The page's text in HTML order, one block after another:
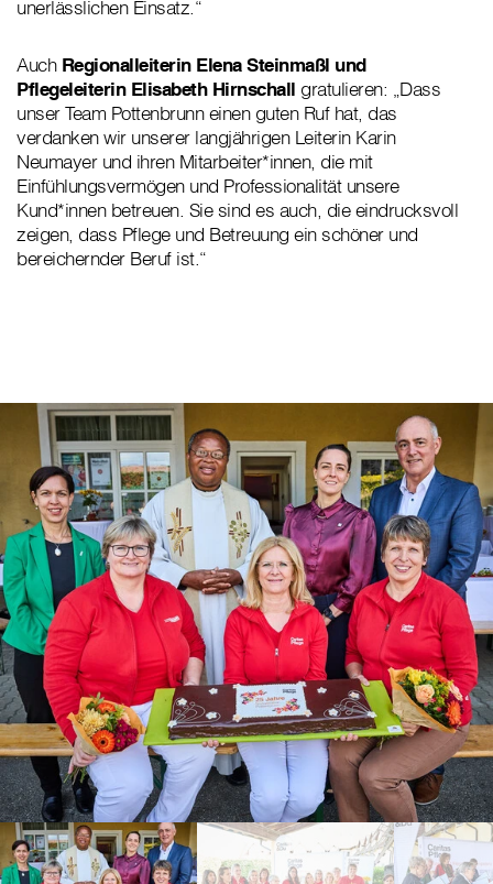
unerlässlichen Einsatz.“
Auch Regionalleiterin Elena Steinmaßl und
Pflegeleiterin Elisabeth Hirnschall gratulieren: „Dass
unser Team Pottenbrunn einen guten Ruf hat, das
verdanken wir unserer langjährigen Leiterin Karin
Neumayer und ihren Mitarbeiter*innen, die mit
Einfühlungsvermögen und Professionalität unsere
Kund*innen betreuen. Sie sind es auch, die eindrucksvoll
zeigen, dass Pflege und Betreuung ein schöner und
bereichernder Beruf ist.“